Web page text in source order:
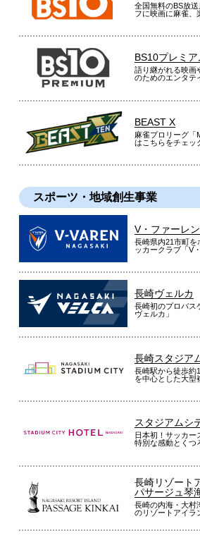
全国無料のBS放
フに映画に麻雀、
BS10プレミア
語り継がれる映画
のためのエンタテ
BEAST X
麻雀プロリーグ「
はこちらをチェッ
スポーツ・地域創生事業
V・ファーレ
長崎県内21市町を
ッカークラブ「V
長崎ヴェルカ
長崎初のプロバス
ヴェルカ」
長崎スタジア
長崎駅から徒歩約
を中心とした大型
スタジアムシ
日本初！サッカー
特別な感動とくつ
長崎リゾート
パサージュ琴
長崎の内海・大村
のリゾートアイラ